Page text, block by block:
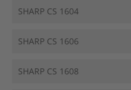
SHARP CS 1604
SHARP CS 1606
SHARP CS 1608